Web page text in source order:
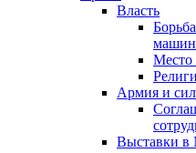
Власть
Место
Армия и
Выставки в